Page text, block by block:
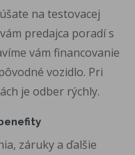
na testovacej
predajca poradí s
vám financovanie
vozidlo. Pri
je odber rýchly.
záruky a ďalšie